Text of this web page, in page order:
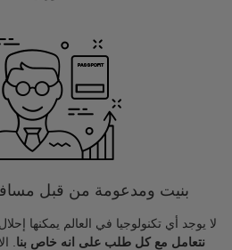
بنيت ومدعومة من قبل
لا يوجد أي تكنولوجيا في العالم يمكنها
نتعامل مع كل طلب على انه خاص بنا .